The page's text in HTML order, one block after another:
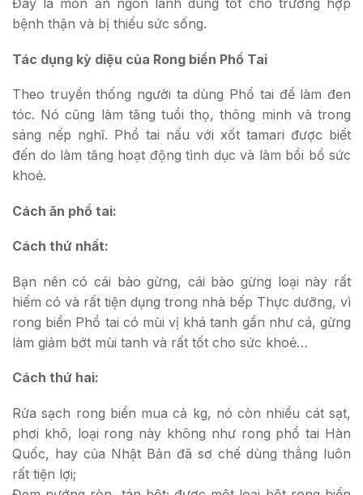
bệnh thận và bị thiếu sức sống.
Tác dụng kỳ diệu của Rong biển Phổ Tai
Theo truyền thống người ta dùng Phổ tai để làm đen
tóc. Nó cũng làm tăng tuổi thọ, thông minh và trong
sáng nếp nghĩ. Phổ tai nấu với xốt tamari được biết
đến do làm tăng hoạt động tình dục và làm bổi bổ sức
khoẻ.
Cách ăn phổ tai:
Cách thứ nhất:
Bạn nên có cái bào gừng, cái bào gừng loại này rất
hiếm có và rất tiện dụng trong nhà bếp Thực dưỡng, vì
rong biển Phổ tai có mùi vị khá tanh gần như cá, gừng
làm giảm bớt mùi tanh và rất tốt cho sức khoẻ…
Cách thứ hai:
Rửa sạch rong biển mua cả kg, nó còn nhiều cát sạt,
phơi khô, loại rong này không như rong phổ tai Hàn
Quốc, hay của Nhật Bản đã sơ chế dùng thẳng luôn
rất tiện lợi;